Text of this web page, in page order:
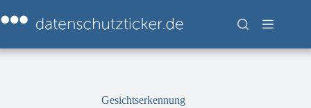
Inhalt
springen
Gesichtserkennung